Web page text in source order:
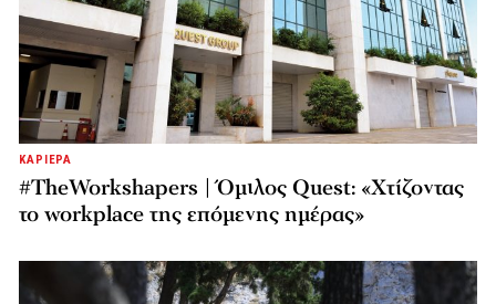
ΚΑΡΙΕΡΑ
#TheWorkshapers | Όμιλος Quest: «Χτίζοντας
το workplace της επόμενης ημέρας»